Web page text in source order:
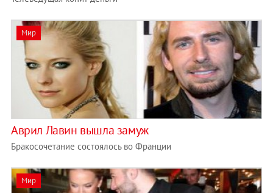
Мир
Аврил Лавин вышла замуж
Бракосочетание состоялось во Франции
Мир